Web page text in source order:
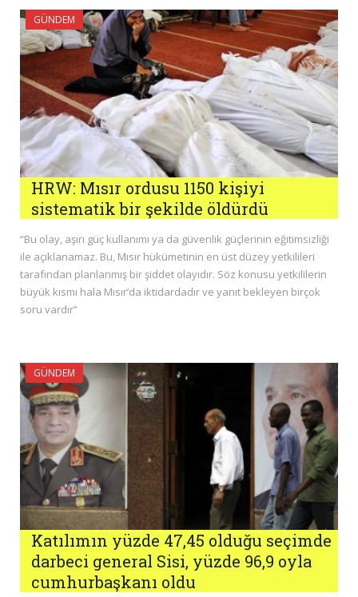
GÜNDEM
HRW: Mısır ordusu 1150 kişiyi
sistematik bir şekilde öldürdü
“Bu olay, aşırı güç kullanımı ya da güvenlik güçlerinin eğitimsizliği
ile açıklanamaz. Bu, Mısır hükümetinin en üst düzey yetkilileri
tarafından planlanmış bir şiddet olayıdır. Söz konusu yetkililerin
büyük kısmı hala Mısır’da iktidardadır ve yanıt bekleyen birçok
soru vardır”
GÜNDEM
Katılımın yüzde 47,45 olduğu seçimde
darbeci general Sisi, yüzde 96,9 oyla
cumhurbaşkanı oldu